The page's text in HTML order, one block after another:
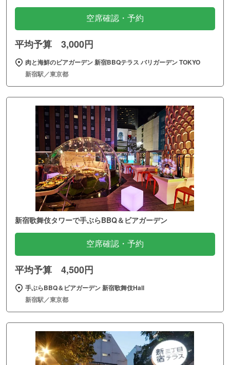
空席確認・予約
平均予算 3,000円
肉と海鮮のビアガーデン 新宿BBQテラス バリガーデン TOKYO
新宿駅／東京都
新宿歌舞伎タワーで手ぶらBBQ＆ビアガーデン
空席確認・予約
平均予算 4,500円
手ぶらBBQ＆ビアガーデン 新宿歌舞伎Hall
新宿駅／東京都